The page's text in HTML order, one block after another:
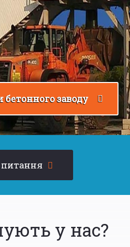
бетонного заводу
питання
у нас?